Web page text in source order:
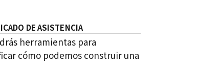
DE ASISTENCIA
herramientas para
cómo podemos construir una